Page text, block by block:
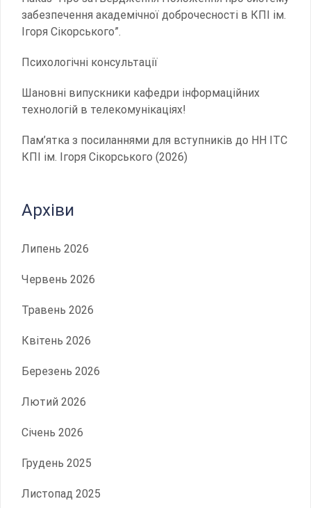
забезпечення академічної доброчесності в КПІ ім.
Ігоря Сікорського”.
Психологічні консультації
Шановні випускники кафедри інформаційних
технологій в телекомунікаціях!
Пам’ятка з посиланнями для вступників до НН ІТС
КПІ ім. Ігоря Сікорського (2026)
Архіви
Липень 2026
Червень 2026
Травень 2026
Квітень 2026
Березень 2026
Лютий 2026
Січень 2026
Грудень 2025
Листопад 2025